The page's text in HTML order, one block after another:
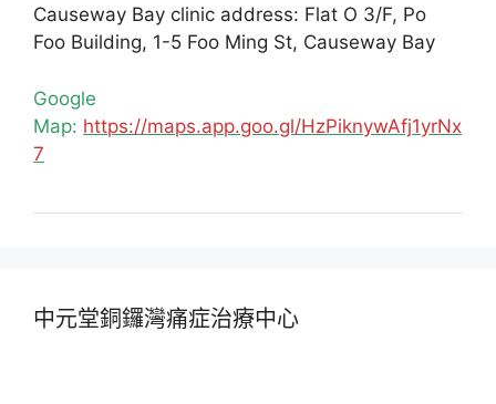
Causeway Bay clinic address: Flat O 3/F, Po
Foo Building, 1-5 Foo Ming St, Causeway Bay
Google
Map: https://maps.app.goo.gl/HzPiknywAfj1yrNx
7
中元堂銅鑼灣痛症治療中心